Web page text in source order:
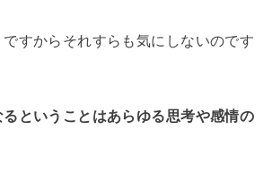
ですからそれすらも気にしないのです
ということはあらゆる思考や感情の